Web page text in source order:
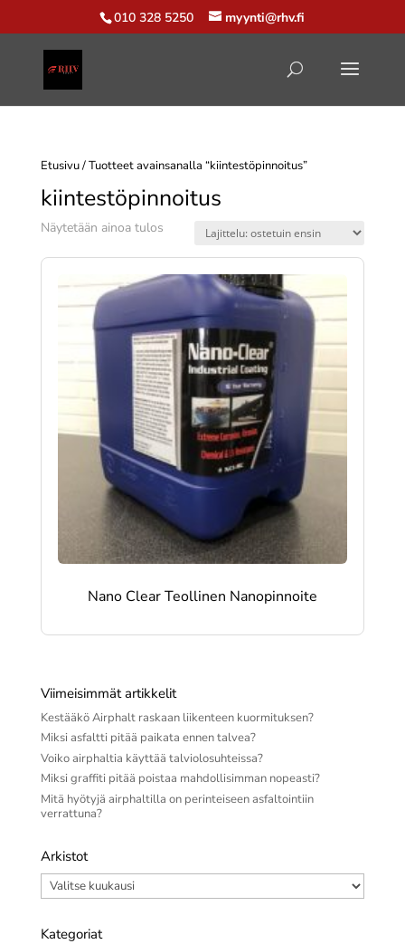
010 328 5250 myynti@rhv.fi
Etusivu/ Tuotteet avainsanalla “kiintestöpinnoitus”
kiintestöpinnoitus
Näytetään ainoa tulos
Nano Clear Teollinen Nanopinnoite
Viimeisimmät artikkelit
Kestääkö Airphalt raskaan liikenteen kuormituksen?
Miksi asfaltti pitää paikata ennen talvea?
Voiko airphaltia käyttää talviolosuhteissa?
Miksi graffiti pitää poistaa mahdollisimman nopeasti?
Mitä hyötyjä airphaltilla on perinteiseen asfaltointiin
verrattuna?
Arkistot
Arkistot
Kategoriat